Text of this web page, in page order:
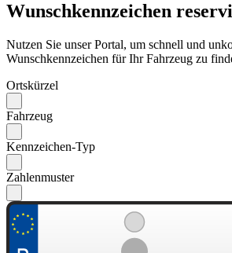
Wunschkennzeichen
Nutzen Sie unser Portal, um schnell und
Wunschkennzeichen für Ihr Fahrzeug zu
Ortskürzel
Fahrzeug
Kennzeichen-Typ
Zahlenmuster